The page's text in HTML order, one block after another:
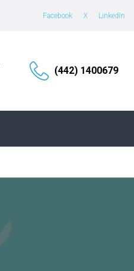
Facebook X LinkedIn
(442) 1400679